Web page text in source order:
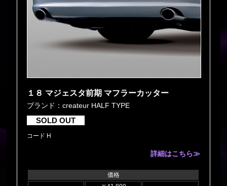
１８ マジェスタ前期 マフラーカッター
ブランド：createur HALF TYPE
SOLD OUT
コード H
詳細はこちら≫
価格